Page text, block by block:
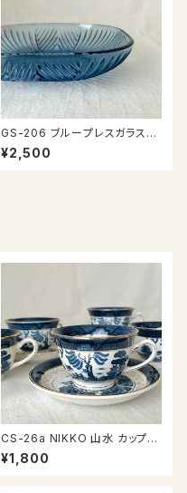
GS-206 ブループレスガラスの
器
¥2,500
CS-26a NIKKO 山水 カップ＆
ソーサー
¥1,800